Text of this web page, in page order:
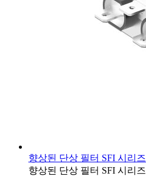
향상된 단상 필터 SFI 시리즈
향상된 단상 필터 SFI 시리즈